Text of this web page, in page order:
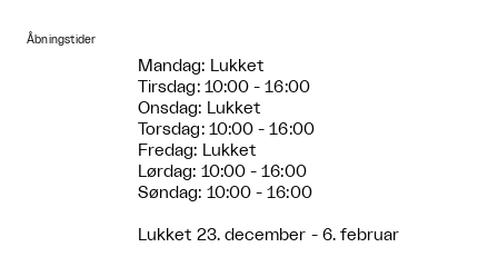
Åbningstider
Mandag: Lukket
Tirsdag: 10:00 - 16:00
Onsdag: Lukket
Torsdag: 10:00 - 16:00
Fredag: Lukket
Lørdag: 10:00 - 16:00
Søndag: 10:00 - 16:00
Lukket 23. december - 6. februar